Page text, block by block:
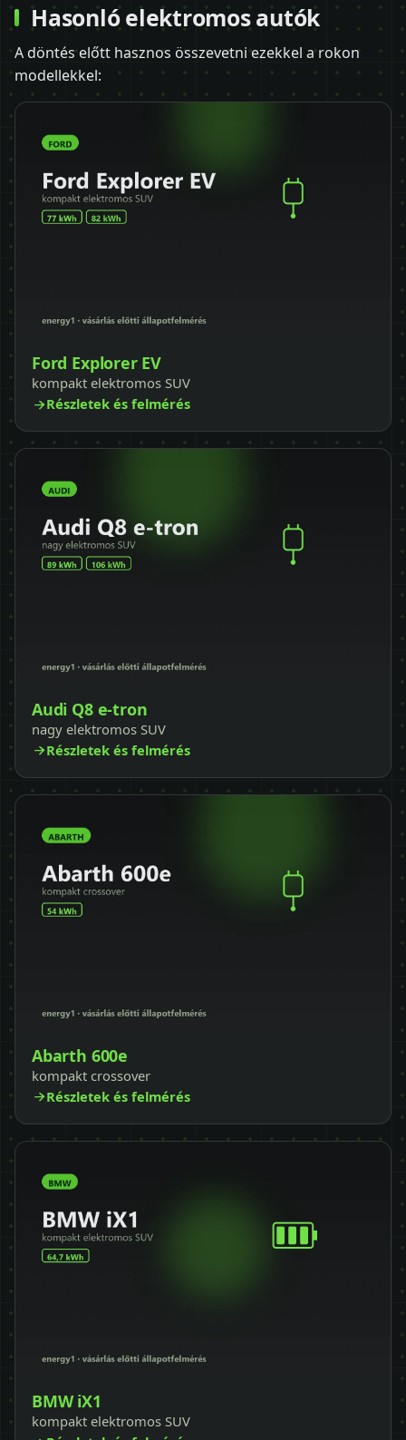
Hasonló elektromos autók
A döntés előtt hasznos összevetni ezekkel a rokon
modellekkel:
Ford Explorer EV
kompakt elektromos SUV
Részletek és felmérés
Audi Q8 e-tron
nagy elektromos SUV
Részletek és felmérés
Abarth 600e
kompakt crossover
Részletek és felmérés
BMW iX1
kompakt elektromos SUV